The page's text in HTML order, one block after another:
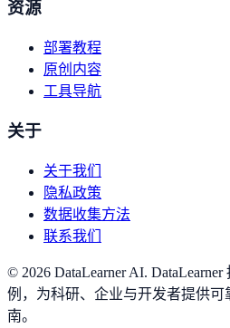
资源
部署教程
原创内容
工具导航
关于
关于我们
隐私政策
数据收集方法
联系我们
© 2026 DataLearner AI.
例，为科研、企业与开发者提供
南。